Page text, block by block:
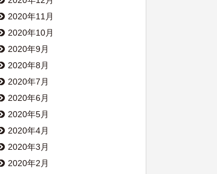
2020年11月
2020年10月
2020年9月
2020年8月
2020年7月
2020年6月
2020年5月
2020年4月
2020年3月
2020年2月